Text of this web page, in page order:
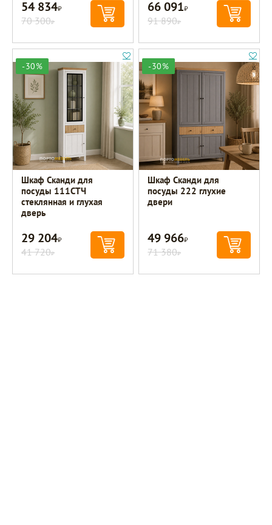
54 834Р
70 300Р
66 091Р
91 890Р
-30%
Шкаф Сканди для
посуды 111СТЧ
стеклянная и глухая
дверь
29 204Р
41 720Р
-30%
Шкаф Сканди для
посуды 222 глухие
двери
49 966Р
71 380Р